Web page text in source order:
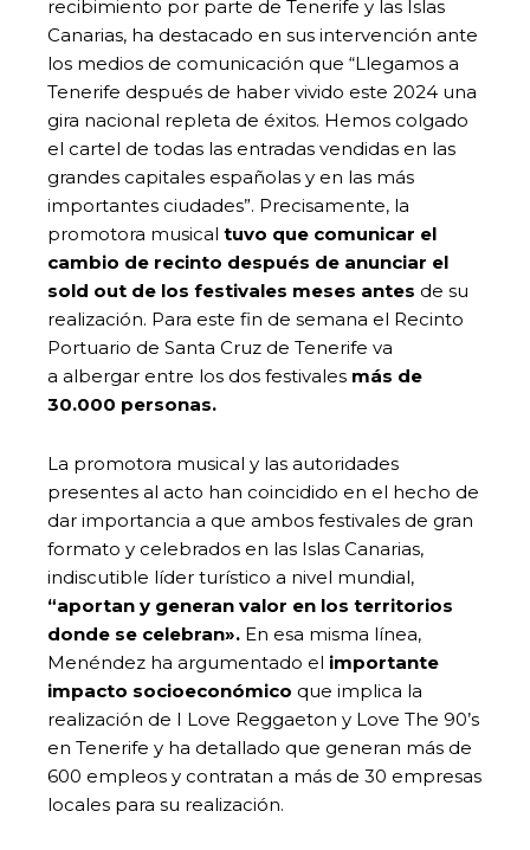
recibimiento por parte de Tenerife y las Islas
Canarias, ha destacado en sus intervención ante
los medios de comunicación que “Llegamos a
Tenerife después de haber vivido este 2024 una
gira nacional repleta de éxitos. Hemos colgado
el cartel de todas las entradas vendidas en las
grandes capitales españolas y en las más
importantes ciudades”. Precisamente, la
promotora musical tuvo que comunicar el
cambio de recinto después de anunciar el
sold out de los festivales meses antes de su
realización. Para este fin de semana el Recinto
Portuario de Santa Cruz de Tenerife va
a albergar entre los dos festivales más de
30.000 personas.
La promotora musical y las autoridades
presentes al acto han coincidido en el hecho de
dar importancia a que ambos festivales de gran
formato y celebrados en las Islas Canarias,
indiscutible líder turístico a nivel mundial,
“aportan y generan valor en los territorios
donde se celebran». En esa misma línea,
Menéndez ha argumentado el importante
impacto socioeconómico que implica la
realización de I Love Reggaeton y Love The 90’s
en Tenerife y ha detallado que generan más de
600 empleos y contratan a más de 30 empresas
locales para su realización.